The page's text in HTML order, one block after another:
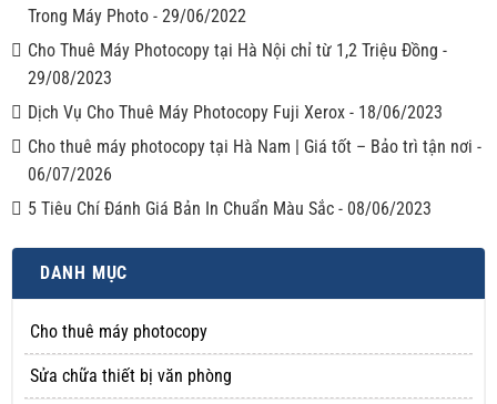
DANH MỤC
Cho thuê máy photocopy
Sửa chữa thiết bị văn phòng
Trong Máy Photo- 29/06/2022
Cho Thuê Máy Photocopy tại Hà Nội chỉ từ 1,2 Triệu Đồng -
29/08/2023
Dịch Vụ Cho Thuê Máy Photocopy Fuji Xerox- 18/06/2023
Cho thuê máy photocopy tại Hà Nam | Giá tốt – Bảo trì tận nơi -
06/07/2026
5 Tiêu Chí Đánh Giá Bản In Chuẩn Màu Sắc- 08/06/2023